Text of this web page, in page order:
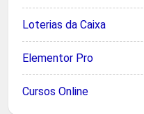
Loterias da Caixa
Elementor Pro
Cursos Online